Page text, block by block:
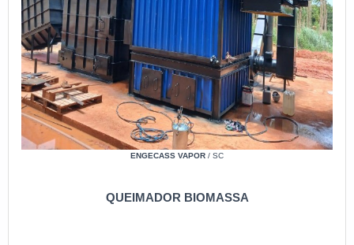
ENGECASS VAPOR / SC
QUEIMADOR BIOMASSA